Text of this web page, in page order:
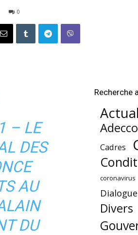
0
– LE
DES
AU
DU
Recherche
Adecco
Cadres
coronavirus
Divers